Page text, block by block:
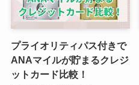
プライオリティパス付きで
ANAマイルが貯まるクレジ
ットカード比較！